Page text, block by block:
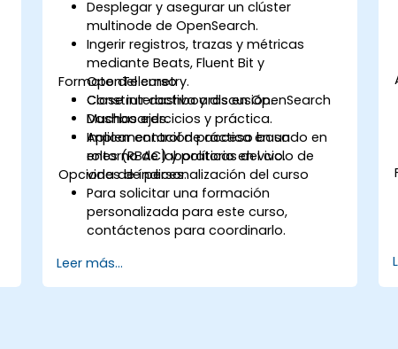
Desplegar y asegurar un clúster
multinode de OpenSearch.
Ingerir registros, trazas y métricas
mediante Beats, Fluent Bit y
OpenTelemetry.
Construir dashboards en OpenSearch
Dashboards.
Aplicar control de acceso basado en
roles (RBAC) y políticas del ciclo de
vida de índices.
Formato del curso
Clase interactiva y discusión.
Muchas ejercicios y práctica.
Implementación práctica en un
entorno de laboratorio en vivo.
Opciones de personalización del curso
Para solicitar una formación
personalizada para este curso,
contáctenos para coordinarlo.
Leer más...